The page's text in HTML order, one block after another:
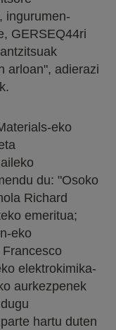
ingurumen-
GERSEQ44ri
arloan", adierazi
eko
du: "Osoko
Richard
emeritua;
eko
elektrokimika-
aurkezpenek
hartu duten